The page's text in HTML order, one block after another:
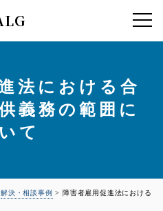
法における合
義務の範囲に
て
解決・相談事例 >障害者雇用促進法における